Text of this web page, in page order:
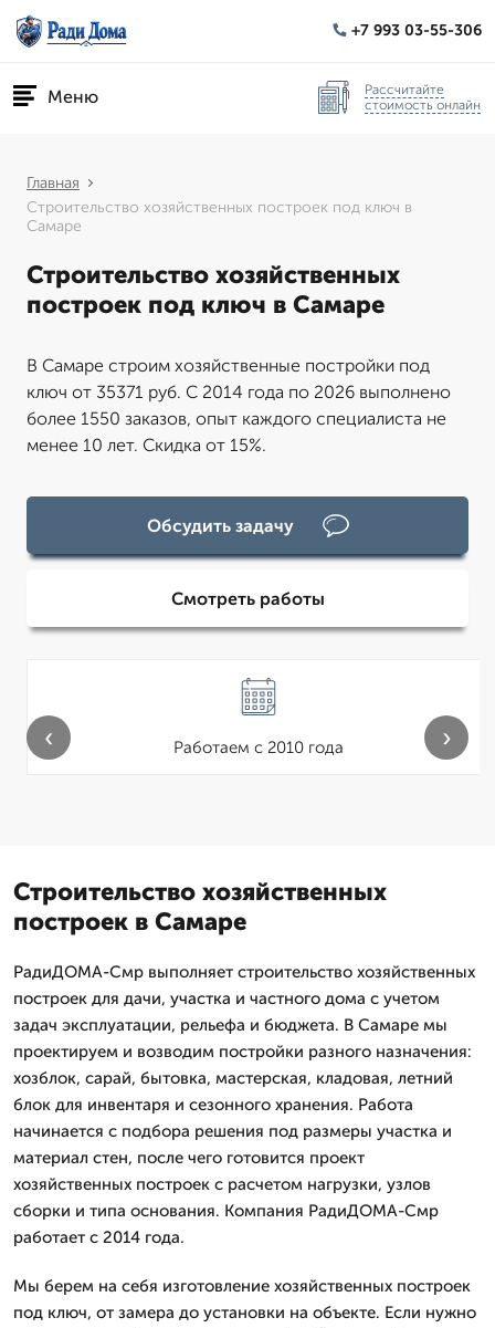
+7 993 03-55-306
Меню
Рассчитайте
стоимость онлайн
Главная
Строительство хозяйственных построек под ключ в
Самаре
Строительство хозяйственных
построек под ключ в Самаре
В Самаре строим хозяйственные постройки под
ключ от 35371 руб. С 2014 года по 2026 выполнено
более 1550 заказов, опыт каждого специалиста не
менее 10 лет. Скидка от 15%.
Обсудить задачу
Смотреть работы
Работаем с 2010 года
‹ ›
Строительство хозяйственных
построек в Самаре
РадиДОМА-Смр выполняет строительство хозяйственных
построек для дачи, участка и частного дома с учетом
задач эксплуатации, рельефа и бюджета. В Самаре мы
проектируем и возводим постройки разного назначения:
хозблок, сарай, бытовка, мастерская, кладовая, летний
блок для инвентаря и сезонного хранения. Работа
начинается с подбора решения под размеры участка и
материал стен, после чего готовится проект
хозяйственных построек с расчетом нагрузки, узлов
сборки и типа основания. Компания РадиДОМА-Смр
работает с 2014 года.
Мы берем на себя изготовление хозяйственных построек
под ключ, от замера до установки на объекте. Если нужно